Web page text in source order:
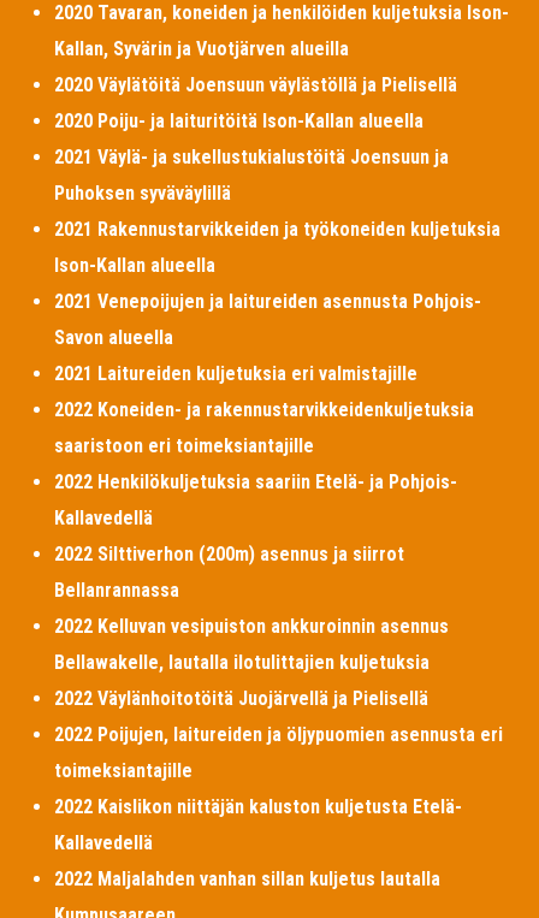
2020 Tavaran, koneiden ja henkilöiden kuljetuksia Ison-
Kallan, Syvärin ja Vuotjärven alueilla
2020 Väylätöitä Joensuun väylästöllä ja Pielisellä
2020 Poiju- ja laituritöitä Ison-Kallan alueella
2021 Väylä- ja sukellustukialustöitä Joensuun ja
Puhoksen syväväylillä
2021 Rakennustarvikkeiden ja työkoneiden kuljetuksia
Ison-Kallan alueella
2021 Venepoijujen ja laitureiden asennusta Pohjois-
Savon alueella
2021 Laitureiden kuljetuksia eri valmistajille
2022 Koneiden- ja rakennustarvikkeidenkuljetuksia
saaristoon eri toimeksiantajille
2022 Henkilökuljetuksia saariin Etelä- ja Pohjois-
Kallavedellä
2022 Silttiverhon (200m) asennus ja siirrot
Bellanrannassa
2022 Kelluvan vesipuiston ankkuroinnin asennus
Bellawakelle, lautalla ilotulittajien kuljetuksia
2022 Väylänhoitotöitä Juojärvellä ja Pielisellä
2022 Poijujen, laitureiden ja öljypuomien asennusta eri
toimeksiantajille
2022 Kaislikon niittäjän kaluston kuljetusta Etelä-
Kallavedellä
2022 Maljalahden vanhan sillan kuljetus lautalla